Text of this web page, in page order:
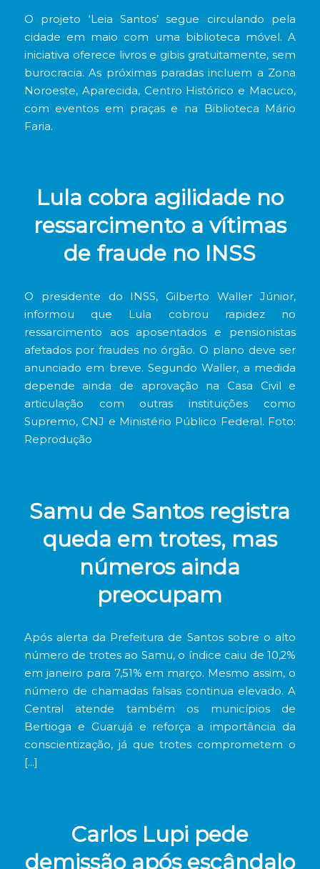
O projeto ‘Leia Santos’ segue circulando pela
cidade em maio com uma biblioteca móvel. A
iniciativa oferece livros e gibis gratuitamente, sem
burocracia. As próximas paradas incluem a Zona
Noroeste, Aparecida, Centro Histórico e Macuco,
com eventos em praças e na Biblioteca Mário
Faria.
Lula cobra agilidade no
ressarcimento a vítimas
de fraude no INSS
O presidente do INSS, Gilberto Waller Júnior,
informou que Lula cobrou rapidez no
ressarcimento aos aposentados e pensionistas
afetados por fraudes no órgão. O plano deve ser
anunciado em breve. Segundo Waller, a medida
depende ainda de aprovação na Casa Civil e
articulação com outras instituições como
Supremo, CNJ e Ministério Público Federal. Foto:
Reprodução
Samu de Santos registra
queda em trotes, mas
números ainda
preocupam
Após alerta da Prefeitura de Santos sobre o alto
número de trotes ao Samu, o índice caiu de 10,2%
em janeiro para 7,51% em março. Mesmo assim, o
número de chamadas falsas continua elevado. A
Central atende também os municípios de
Bertioga e Guarujá e reforça a importância da
conscientização, já que trotes comprometem o
[…]
Carlos Lupi pede
demissão após escândalo